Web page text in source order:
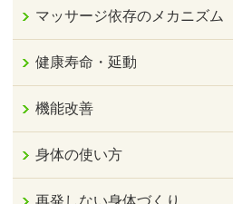
マッサージ依存のメカニズム
健康寿命・延動
機能改善
身体の使い方
再発しない身体づくり